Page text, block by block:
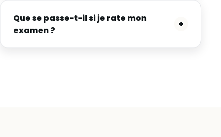
Que se passe-t-il si je rate mon
examen ?
+